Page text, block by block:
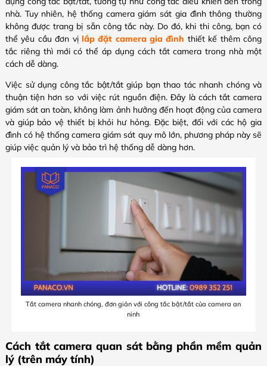
nhà. Tuy nhiên, hệ thống camera giám sát gia đình thông thường
không được trang bị sẵn công tắc này. Do đó, khi thi công, bạn có
thể yêu cầu đơn vị lắp đặt camera gia đình thiết kế thêm công
tắc riêng thì mới có thể áp dụng cách tắt camera trong nhà một
cách dễ dàng.
Việc sử dụng công tắc bật/tắt giúp bạn thao tác nhanh chóng và
thuận tiện hơn so với việc rút nguồn điện. Đây là cách tắt camera
giám sát an toàn, không làm ảnh hưởng đến hoạt động của camera
và giúp bảo vệ thiết bị khỏi hư hỏng. Đặc biệt, đối với các hộ gia
đình có hệ thống camera giám sát quy mô lớn, phương pháp này sẽ
giúp việc quản lý và bảo trì hệ thống dễ dàng hơn.
Tắt camera nhanh chóng, đơn giản với công tắc bật/tắt của camera an
ninh
Cách tắt camera quan sát​ bằng phần mềm quản
lý (trên máy tính)